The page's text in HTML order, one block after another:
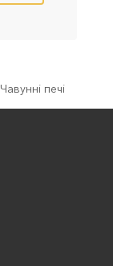
Чавунні печі